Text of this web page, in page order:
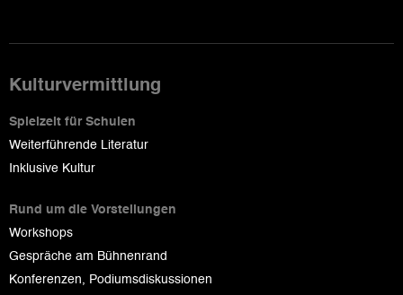
Kulturvermittlung
Spielzeit für Schulen
Weiterführende Literatur
Inklusive Kultur
Rund um die Vorstellungen
Workshops
Gespräche am Bühnenrand
Konferenzen, Podiumsdiskussionen